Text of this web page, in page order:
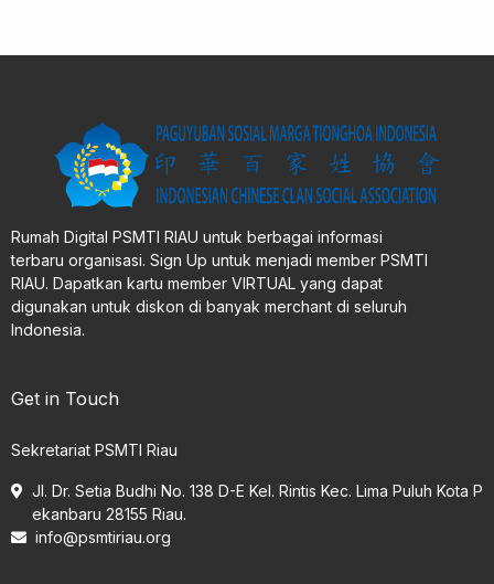
Rumah Digital PSMTI RIAU untuk berbagai informasi
terbaru organisasi. Sign Up untuk menjadi member PSMTI
RIAU. Dapatkan kartu member VIRTUAL yang dapat
digunakan untuk diskon di banyak merchant di seluruh
Indonesia.
Get in Touch
Sekretariat PSMTI Riau
Jl. Dr. Setia Budhi No. 138 D-E Kel. Rintis Kec. Lima Puluh Kota P
ekanbaru 28155 Riau.
info@psmtiriau.org